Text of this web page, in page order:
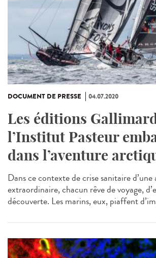
DOCUMENT DE PRESSE 04.07.2020
Les éditions
l’Institut Pasteur
dans l’aventure
Dans ce contexte de crise sanitaire
extraordinaire, chacun rêve de voyage,
découverte. Les marins, eux, piaffent